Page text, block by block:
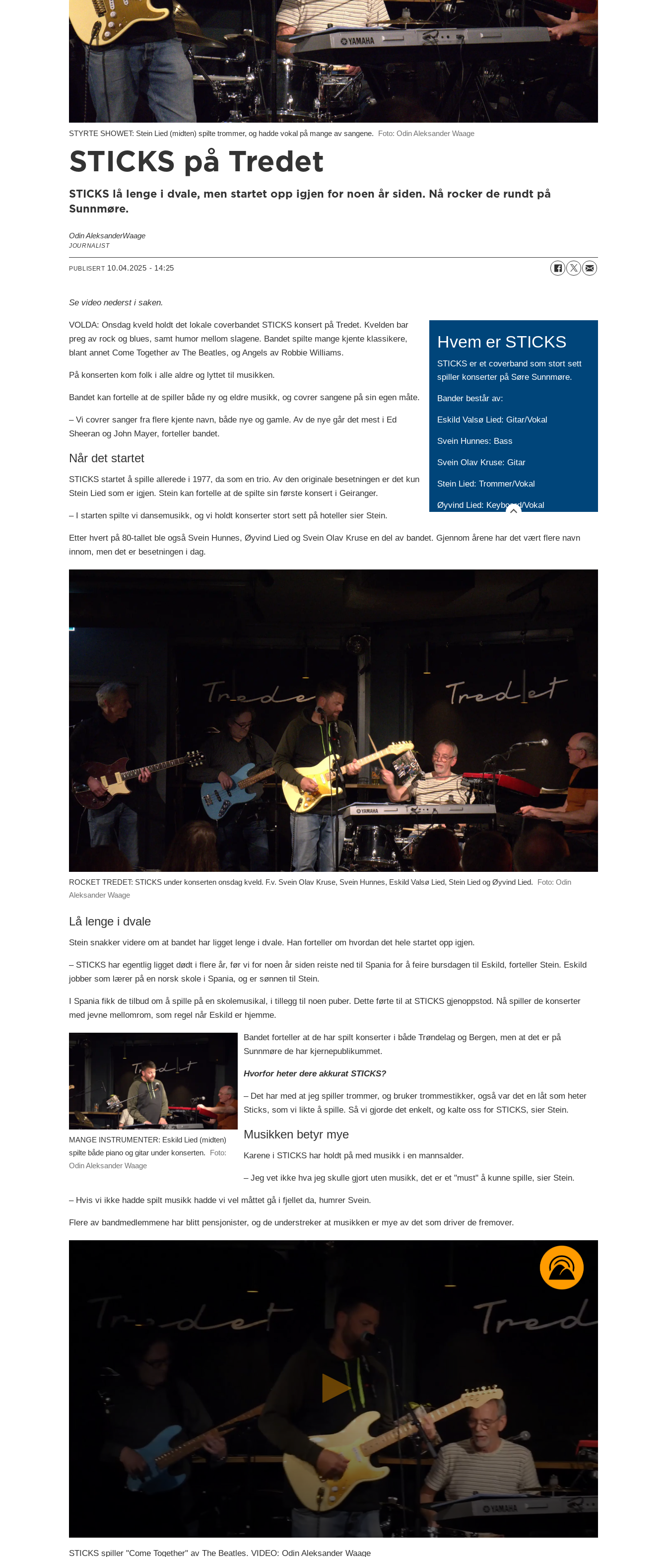
STYRTE SHOWET: Stein Lied (midten) spilte trommer, og hadde vokal på mange av sangene. Foto: Odin Aleksander Waage
STICKS på Tredet
STICKS lå lenge i dvale, men startet opp igjen for noen år siden. Nå rocker de rundt på
Sunnmøre.
Odin AleksanderWaage
JOURNALIST
PUBLISERT 10.04.2025 - 14:25
Se video nederst i saken.
Hvem er STICKS
STICKS er et coverband som stort sett
spiller konserter på Søre Sunnmøre.
Bander består av:
Eskild Valsø Lied: Gitar/Vokal
Svein Hunnes: Bass
Svein Olav Kruse: Gitar
Stein Lied: Trommer/Vokal
Øyvind Lied: Keyboard/Vokal
VOLDA: Onsdag kveld holdt det lokale coverbandet STICKS konsert på Tredet. Kvelden bar
preg av rock og blues, samt humor mellom slagene. Bandet spilte mange kjente klassikere,
blant annet Come Together av The Beatles, og Angels av Robbie Williams.
På konserten kom folk i alle aldre og lyttet til musikken.
Bandet kan fortelle at de spiller både ny og eldre musikk, og covrer sangene på sin egen måte.
– Vi covrer sanger fra flere kjente navn, både nye og gamle. Av de nye går det mest i Ed
Sheeran og John Mayer, forteller bandet.
Når det startet
STICKS startet å spille allerede i 1977, da som en trio. Av den originale besetningen er det kun
Stein Lied som er igjen. Stein kan fortelle at de spilte sin første konsert i Geiranger.
– I starten spilte vi dansemusikk, og vi holdt konserter stort sett på hoteller sier Stein.
Etter hvert på 80-tallet ble også Svein Hunnes, Øyvind Lied og Svein Olav Kruse en del av bandet. Gjennom årene har det vært flere navn
innom, men det er besetningen i dag.
ROCKET TREDET: STICKS under konserten onsdag kveld. F.v. Svein Olav Kruse, Svein Hunnes, Eskild Valsø Lied, Stein Lied og Øyvind Lied.
Foto: Odin
Aleksander Waage
Lå lenge i dvale
Stein snakker videre om at bandet har ligget lenge i dvale. Han forteller om hvordan det hele startet opp igjen.
– STICKS har egentlig ligget dødt i flere år, før vi for noen år siden reiste ned til Spania for å feire bursdagen til Eskild, forteller Stein. Eskild
jobber som lærer på en norsk skole i Spania, og er sønnen til Stein.
I Spania fikk de tilbud om å spille på en skolemusikal, i tillegg til noen puber. Dette førte til at STICKS gjenoppstod. Nå spiller de konserter
med jevne mellomrom, som regel når Eskild er hjemme.
MANGE INSTRUMENTER: Eskild Lied (midten)
spilte både piano og gitar under konserten.
Foto:
Odin Aleksander Waage
Bandet forteller at de har spilt konserter i både Trøndelag og Bergen, men at det er på
Sunnmøre de har kjernepublikummet.
Hvorfor heter dere akkurat STICKS?
– Det har med at jeg spiller trommer, og bruker trommestikker, også var det en låt som heter
Sticks, som vi likte å spille. Så vi gjorde det enkelt, og kalte oss for STICKS, sier Stein.
Musikken betyr mye
Karene i STICKS har holdt på med musikk i en mannsalder.
– Jeg vet ikke hva jeg skulle gjort uten musikk, det er et "must" å kunne spille, sier Stein.
– Hvis vi ikke hadde spilt musikk hadde vi vel måttet gå i fjellet da, humrer Svein.
Flere av bandmedlemmene har blitt pensjonister, og de understreker at musikken er mye av det som driver de fremover.
STICKS spiller "Come Together" av The Beatles. VIDEO: Odin Aleksander Waage